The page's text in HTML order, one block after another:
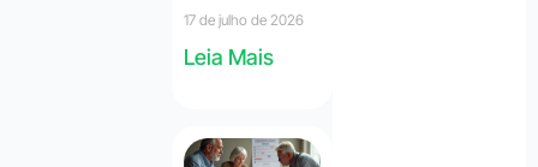
17 de julho de 2026
Leia Mais